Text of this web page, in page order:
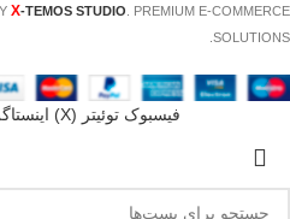
X-TEMOS STUDIO . PREMIUM E-COMMERCE
SOLUTIONS.
فيسبوک توئیتر (X)